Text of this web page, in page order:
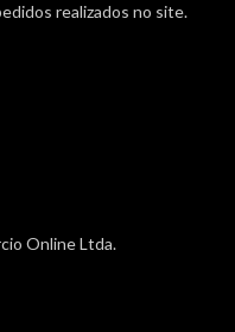
realizados no site.
Online Ltda.